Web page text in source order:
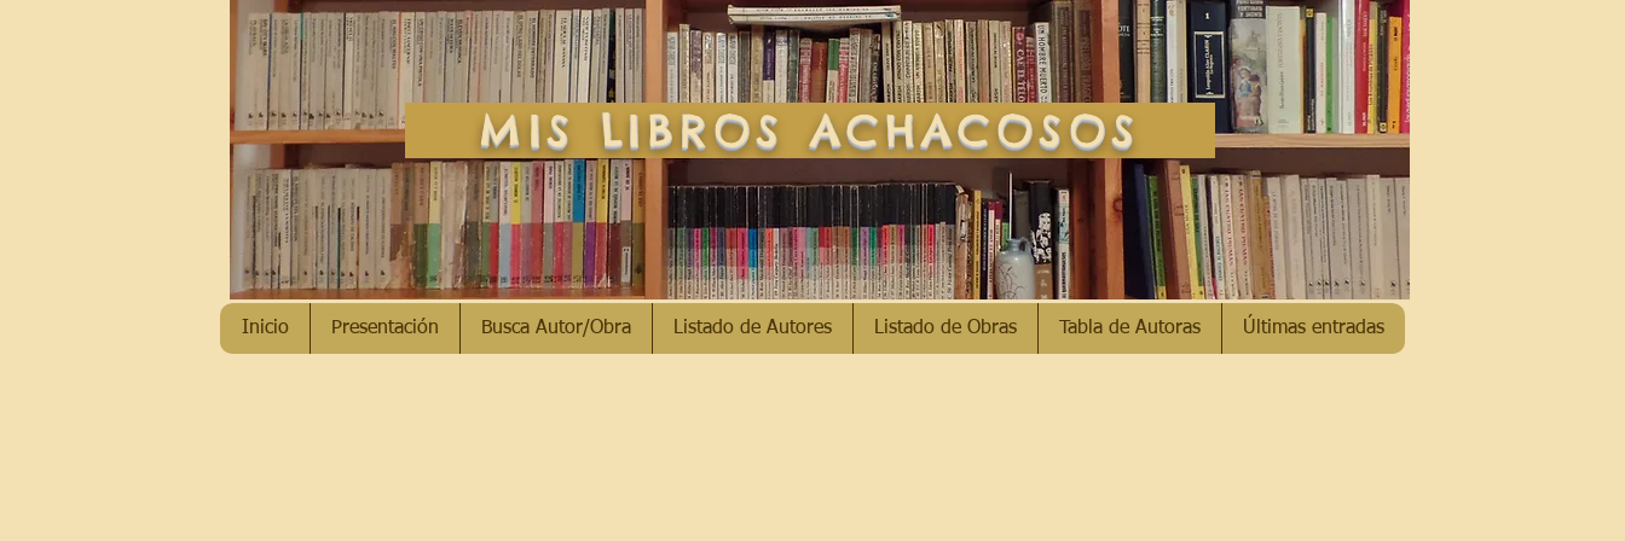
MIS LIBROS ACHACOSOS
Inicio Presentación Busca Autor/Obra Listado de Autores Listado de Obras Tabla de Autoras Últimas entradas